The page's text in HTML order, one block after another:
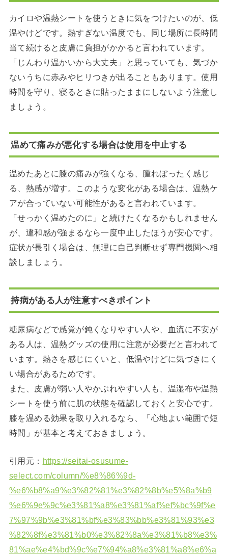
カイロや温熱シートを使うときに気をつけたいのが、低
温やけどです。熱すぎない温度でも、同じ場所に長時間
当て続けると皮膚に負担がかかると言われています。
「じんわり温かいから大丈夫」と思っていても、気づか
ないうちに赤みやヒリつきが出ることもあります。使用
時間を守り、寝るときに貼ったままにしないよう注意し
ましょう。
温めて痛みが悪化する場合は使用を中止する
温めたあとに膝の痛みが強くなる、腫れぼったく感じ
る、熱感が増す。このような変化がある場合は、温熱ケ
アが合っていない可能性があると言われています。
「せっかく温めたのに」と続けたくなるかもしれません
が、違和感が強まるなら一度中止したほうが安心です。
症状が長引く場合は、無理に自己判断せず専門機関へ相
談しましょう。
持病がある人が注意すべきポイント
糖尿病などで感覚が鈍くなりやすい人や、血流に不安が
ある人は、温熱グッズの使用に注意が必要だと言われて
います。熱さを感じにくいと、低温やけどに気づきにく
い場合があるためです。
また、皮膚が弱い人やかぶれやすい人も、温湿布や温熱
シートを使う前に肌の状態を確認しておくと安心です。
膝を温める効果を取り入れるなら、「心地よい範囲で短
時間」が基本と考えておきましょう。
引用元： https://seitai-osusume-
select.com/column/%e8%86%9d-
%e6%b8%a9%e3%82%81%e3%82%8b%e5%8a%b9
%e6%9e%9c%e3%81%a8%e3%81%af%ef%bc%9f%e
7%97%9b%e3%81%bf%e3%83%bb%e3%81%93%e3
%82%8f%e3%81%b0%e3%82%8a%e3%81%b8%e3%
81%ae%e4%bd%9c%e7%94%a8%e3%81%a8%e6%a